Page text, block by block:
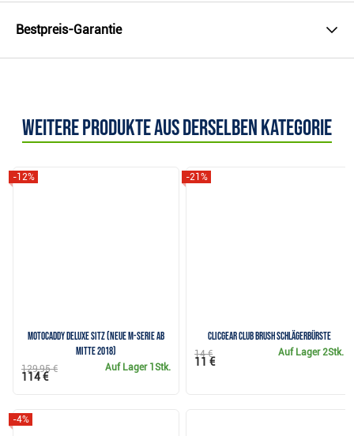
Bestpreis-Garantie
Weitere Produkte aus derselben Kategorie
Motocaddy Deluxe Sitz (neue M-Serie ab
Mitte 2018)
-12%
Auf Lager 1Stk.
129,95 €
114 €
Clicgear Club Brush Schlägerbürste
-21%
Auf Lager 2Stk.
14 €
11 €
-4%